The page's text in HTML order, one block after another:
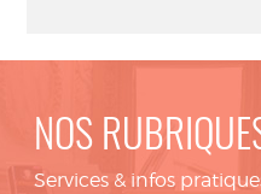
NOS
Services & infos